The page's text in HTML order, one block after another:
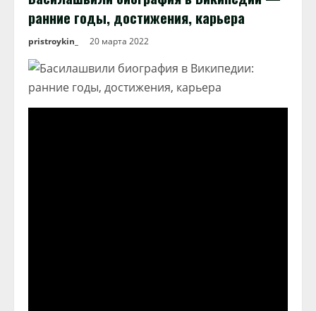
ранние годы, достижения, карьера
pristroykin_ 20 марта 2022